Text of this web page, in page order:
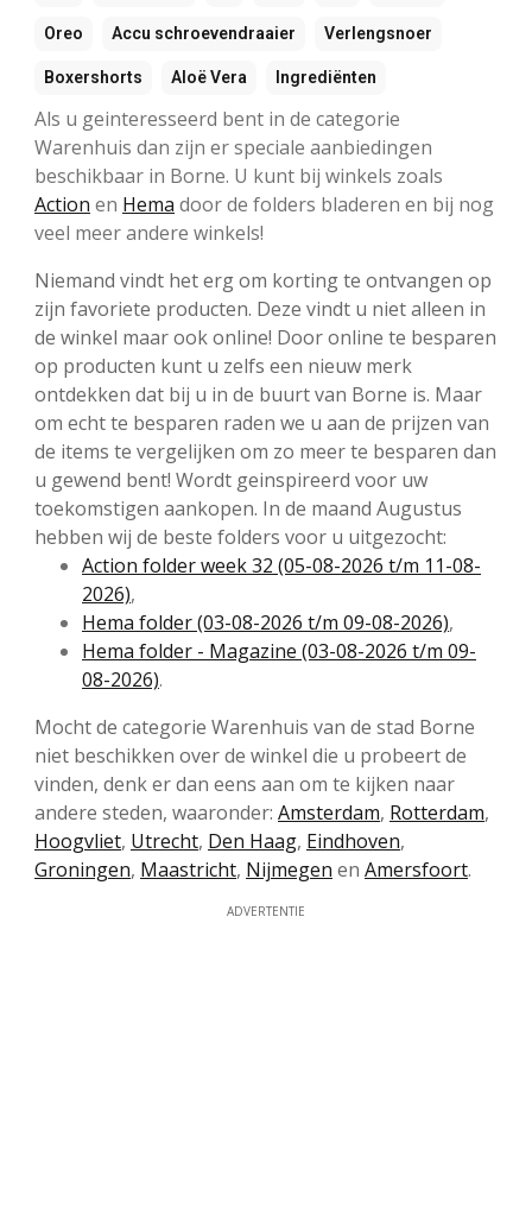
Oreo Accu schroevendraaier Verlengsnoer
Boxershorts Aloë Vera Ingrediënten
Als u geinteresseerd bent in de categorie
Warenhuis dan zijn er speciale aanbiedingen
beschikbaar in Borne. U kunt bij winkels zoals
Action en Hema door de folders bladeren en bij nog
veel meer andere winkels!
Niemand vindt het erg om korting te ontvangen op
zijn favoriete producten. Deze vindt u niet alleen in
de winkel maar ook online! Door online te besparen
op producten kunt u zelfs een nieuw merk
ontdekken dat bij u in de buurt van Borne is. Maar
om echt te besparen raden we u aan de prijzen van
de items te vergelijken om zo meer te besparen dan
u gewend bent! Wordt geinspireerd voor uw
toekomstigen aankopen. In de maand Augustus
hebben wij de beste folders voor u uitgezocht:
Action folder week 32 (05-08-2026 t/m 11-08-
2026),
Hema folder (03-08-2026 t/m 09-08-2026),
Hema folder - Magazine (03-08-2026 t/m 09-
08-2026).
Mocht de categorie Warenhuis van de stad Borne
niet beschikken over de winkel die u probeert de
vinden, denk er dan eens aan om te kijken naar
andere steden, waaronder: Amsterdam, Rotterdam,
Hoogvliet, Utrecht, Den Haag, Eindhoven,
Groningen, Maastricht, Nijmegen en Amersfoort.
ADVERTENTIE